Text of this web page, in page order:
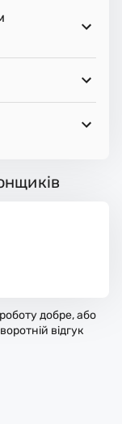
добре, або
відгук